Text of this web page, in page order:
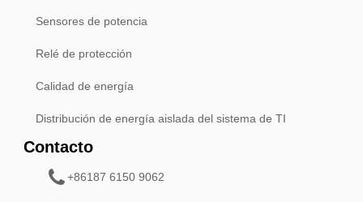
Sensores de potencia
Relé de protección
Calidad de energía
Distribución de energía aislada del sistema de TI
Contacto
+86187 6150 9062